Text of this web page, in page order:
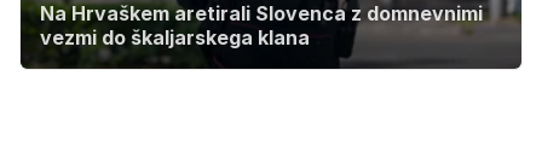
Na Hrvaškem aretirali Slovenca z domnevnimi
vezmi do škaljarskega klana